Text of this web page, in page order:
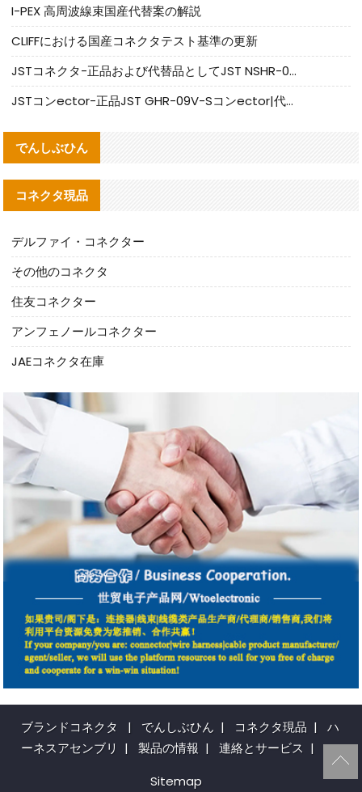
I-PEX 高周波線束国産代替案の解説
CLIFFにおける国産コネクタテスト基準の更新
JSTコネクタ-正品および代替品としてJST NSHR-02V-Sコネクタを提供します
JSTコンector-正品JST GHR-09V-Sコンector|代替品提供
でんしぶひん
コネクタ現品
デルファイ・コネクター
その他のコネクタ
住友コネクター
アンフェノールコネクター
JAEコネクタ在庫
ブランドコネクタ | でんしぶひん | コネクタ現品 |
ハ
ーネスアセンブリ | 製品の情報 | 連絡とサービス |
Sitemap